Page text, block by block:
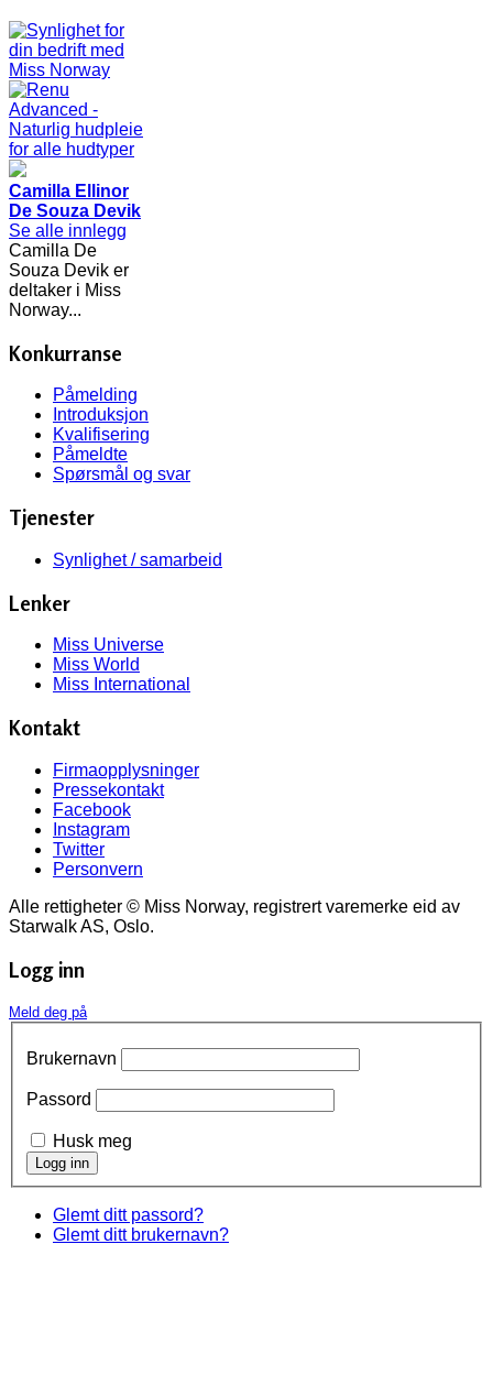
Camilla Ellinor
De Souza Devik
Se alle innlegg
Camilla De
Souza Devik er
deltaker i Miss
Norway...
Konkurranse
Påmelding
Introduksjon
Kvalifisering
Påmeldte
Spørsmål og svar
Tjenester
Synlighet / samarbeid
Lenker
Miss Universe
Miss World
Miss International
Kontakt
Firmaopplysninger
Pressekontakt
Facebook
Instagram
Twitter
Personvern
Alle rettigheter © Miss Norway, registrert varemerke eid av
Starwalk AS, Oslo.
Logg inn
Meld deg på
Brukernavn
Passord
Husk meg
Glemt ditt passord?
Glemt ditt brukernavn?